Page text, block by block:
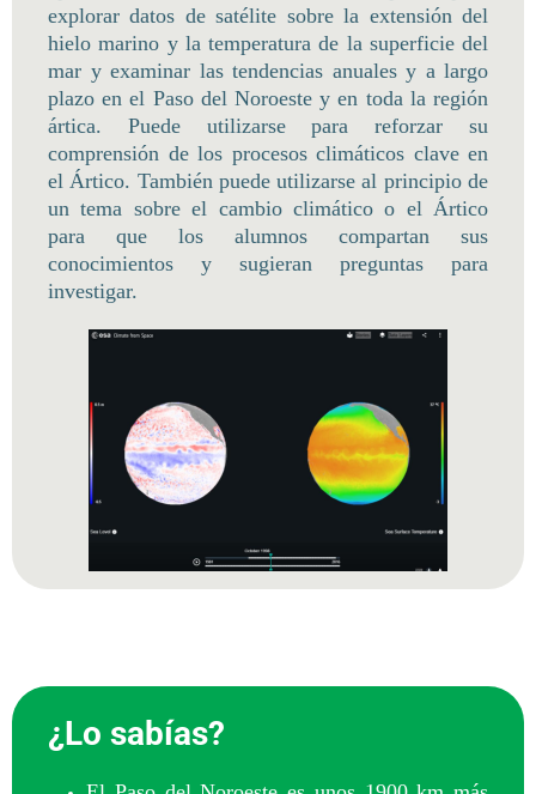
explorar datos de satélite sobre la extensión del
hielo marino y la temperatura de la superficie del
mar y examinar las tendencias anuales y a largo
plazo en el Paso del Noroeste y en toda la región
ártica. Puede utilizarse para reforzar su
comprensión de los procesos climáticos clave en
el Ártico. También puede utilizarse al principio de
un tema sobre el cambio climático o el Ártico
para que los alumnos compartan sus
conocimientos y sugieran preguntas para
investigar.
¿Lo sabías?